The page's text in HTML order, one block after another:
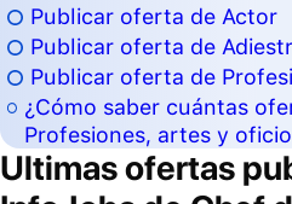
Publicar oferta de Actor
Publicar oferta de
Publicar oferta de
¿Cómo saber cuántas
Profesiones, artes y
Ultimas ofertas